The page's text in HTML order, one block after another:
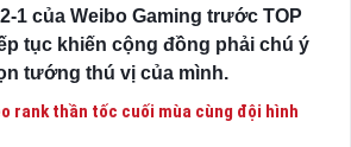
1 của Weibo Gaming trước TOP
tục khiến cộng đồng phải chú ý
tướng thú vị của mình.
rank thần tốc cuối mùa cùng đội hình